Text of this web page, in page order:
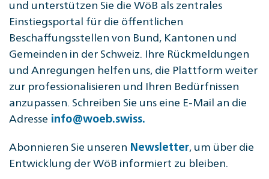
und unterstützen Sie die WöB als zentrales
Einstiegsportal für die öffentlichen
Beschaffungsstellen von Bund, Kantonen und
Gemeinden in der Schweiz. Ihre Rückmeldungen
und Anregungen helfen uns, die Plattform weiter
zur professionalisieren und Ihren Bedürfnissen
anzupassen. Schreiben Sie uns eine E-Mail an die
Adresse info@woeb.swiss.
Abonnieren Sie unseren Newsletter , um über die
Entwicklung der WöB informiert zu bleiben.